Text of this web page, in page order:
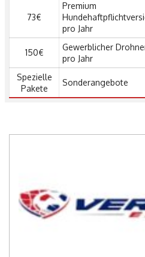
73€
Premium
pro Jahr
150€
Gewerblicher
pro Jahr
Spezielle
Pakete
Sonderangebote